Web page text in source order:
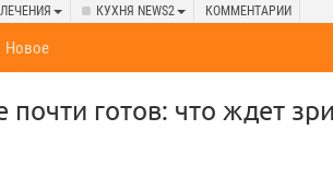
КУХНЯ NEWS2 КОММЕНТАРИИ
Новое
готов: что ждет